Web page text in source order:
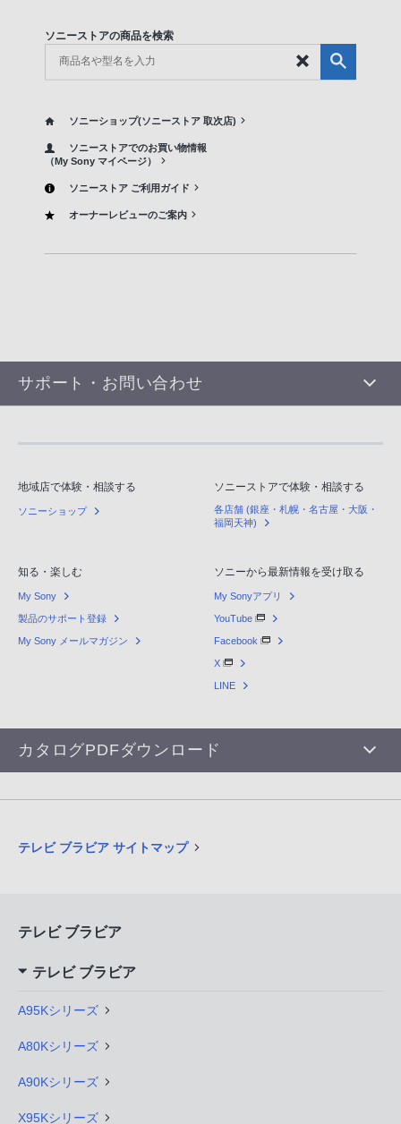
ソニーストアの商品を検索
ソニーショップ(ソニーストア 取次店)
ソニーストアでのお買い物情報
（My Sony マイページ）
ソニーストア ご利用ガイド
オーナーレビューのご案内
サポート・お問い合わせ
地域店で体験・相談する
ソニーショップ
ソニーストアで体験・相談する
各店舗 (銀座・札幌・名古屋・大阪・
福岡天神)
知る・楽しむ
My Sony
製品のサポート登録
My Sony メールマガジン
ソニーから最新情報を受け取る
My Sonyアプリ
YouTube
Facebook
X
LINE
カタログPDFダウンロード
テレビ ブラビア サイトマップ
テレビ ブラビア
テレビ ブラビア
A95Kシリーズ
A80Kシリーズ
A90Kシリーズ
X95Kシリーズ